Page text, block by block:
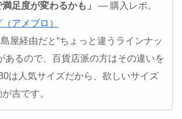
足度が変わるかも」 — 購入レポ。
アメブロ）
屋経由だと“ちょっと違うラインナッ
あるので、百貨店派の方はその違いを
は人気サイズだから、欲しいサイズ
吉です。